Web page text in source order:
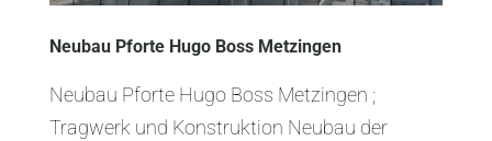
Neubau Pforte Hugo Boss Metzingen
Neubau Pforte Hugo Boss Metzingen ;
Tragwerk und Konstruktion Neubau der